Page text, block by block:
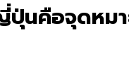
นคือจุดหมา